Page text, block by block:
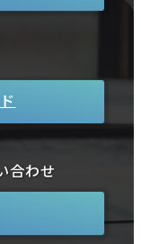
合わせ